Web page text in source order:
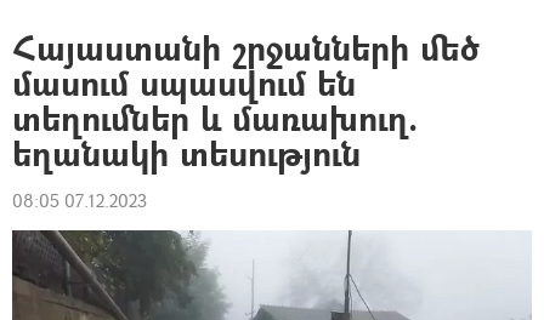
Հայաստանի շրջանների մեծ
մասում սպասվում են
տեղումներ և մառախուղ.
եղանակի տեսություն
08:05 07.12.2023